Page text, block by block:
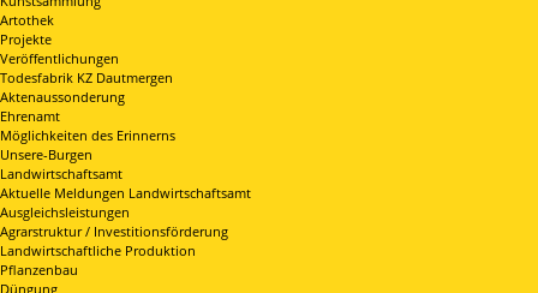
Artothek
Projekte
Veröffentlichungen
Todesfabrik KZ Dautmergen
Aktenaussonderung
Ehrenamt
Möglichkeiten des Erinnerns
Unsere-Burgen
Landwirtschaftsamt
Aktuelle Meldungen Landwirtschaftsamt
Ausgleichsleistungen
Agrarstruktur / Investitionsförderung
Landwirtschaftliche Produktion
Pflanzenbau
Düngung